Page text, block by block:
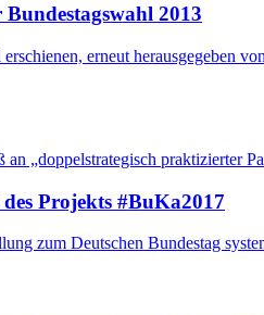
2013
erneut herausgegeben
„doppelstrategisch praktizierter
Projekts #BuKa2017
zum Deutschen Bundestag